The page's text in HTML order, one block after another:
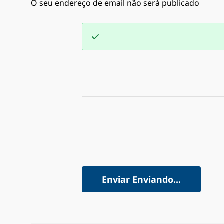
O seu endereço de email não será publicado
Enviar Enviando...